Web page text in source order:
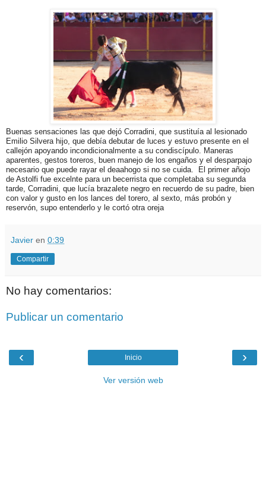
Buenas sensaciones las que dejó Corradini, que sustituía al lesionado
Emilio Silvera hijo, que debía debutar de luces y estuvo presente en el
callejón apoyando incondicionalmente a su condiscípulo. Maneras
aparentes, gestos toreros, buen manejo de los engaños y el desparpajo
necesario que puede rayar el deaahogo si no se cuida. El primer añojo
de Astolfi fue excelnte para un becerrista que completaba su segunda
tarde, Corradini, que lucía brazalete negro en recuerdo de su padre, bien
con valor y gusto en los lances del torero, al sexto, más probón y
reservón, supo entenderlo y le cortó otra oreja
Javier en 0:39
Compartir
No hay comentarios:
Publicar un comentario
‹ ›
Inicio
Ver versión web